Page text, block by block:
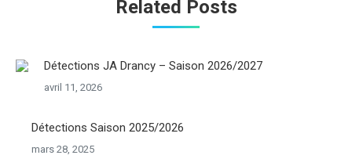
Related Posts
Détections JA Drancy – Saison 2026/2027
avril 11, 2026
Détections Saison 2025/2026
mars 28, 2025